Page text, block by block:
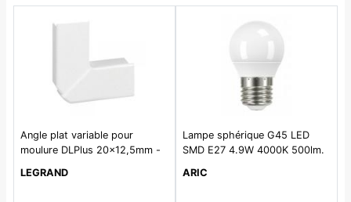
Angle plat variable pour
moulure DLPlus 20x12,5mm -
LEGRAND
Lampe sphérique G45 LED
SMD E27 4.9W 4000K 500lm.
opale
ARIC